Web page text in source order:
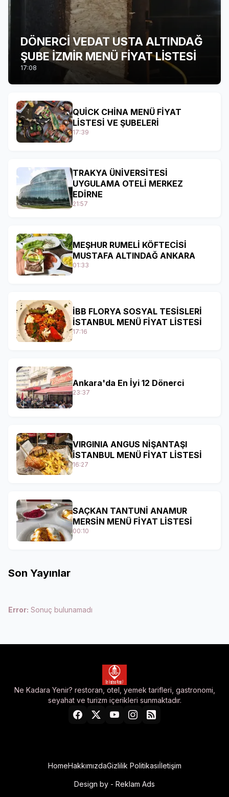
DÖNERCİ VEDAT USTA ALTINDAĞ
ŞUBE İZMİR MENÜ FİYAT LİSTESİ
17:08
QUİCK CHİNA MENÜ FİYAT
LİSTESİ VE ŞUBELERİ
17:39
TRAKYA ÜNİVERSİTESİ
UYGULAMA OTELİ MERKEZ
EDİRNE
21:57
MEŞHUR RUMELİ KÖFTECİSİ
MUSTAFA ALTINDAĞ ANKARA
01:33
İBB FLORYA SOSYAL TESİSLERİ
İSTANBUL MENÜ FİYAT LİSTESİ
17:16
Ankara'da En İyi 12 Dönerci
23:37
VIRGINIA ANGUS NİŞANTAŞI
İSTANBUL MENÜ FİYAT LİSTESİ
16:27
SAÇKAN TANTUNİ ANAMUR
MERSİN MENÜ FİYAT LİSTESİ
00:10
Son Yayınlar
Error: Sonuç bulunamadı
Ne Kadara Yenir? restoran, otel, yemek tarifleri, gastronomi,
seyahat ve turizm içerikleri sunmaktadır.
Design by - Reklam Ads
HomeHakkımızdaGizlilik Politikasıİletişim